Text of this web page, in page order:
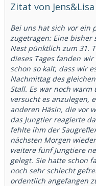
Zitat von Jens&Lisa
Bei uns hat sich vor ein
zugetragen: Eine bisher
Nest pünktlich zum 31.
dieses Tages fanden
schon so kalt, dass wir
Nachmittag des
Stall. Es war noch
versucht es anzulegen,
anderen Häsin, die vor
das Jungtier reagierte
fehlte ihm der
nächsten Morgen
weitere fünf Jungtiere
gelegt. Sie hatte schon
noch sehr schlecht
ordentlich angefangen